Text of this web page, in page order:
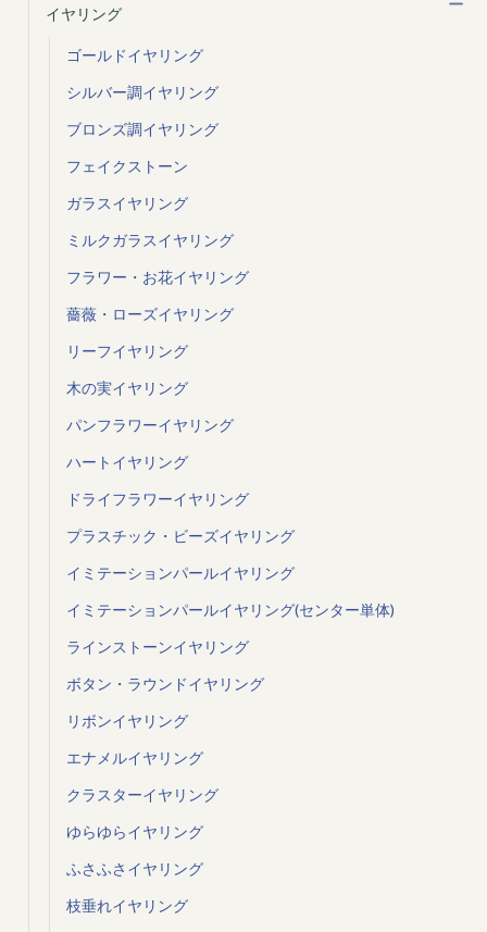
イヤリング
ゴールドイヤリング
シルバー調イヤリング
ブロンズ調イヤリング
フェイクストーン
ガラスイヤリング
ミルクガラスイヤリング
フラワー・お花イヤリング
薔薇・ローズイヤリング
リーフイヤリング
木の実イヤリング
パンフラワーイヤリング
ハートイヤリング
ドライフラワーイヤリング
プラスチック・ビーズイヤリング
イミテーションパールイヤリング
イミテーションパールイヤリング(センター単体)
ラインストーンイヤリング
ボタン・ラウンドイヤリング
リボンイヤリング
エナメルイヤリング
クラスターイヤリング
ゆらゆらイヤリング
ふさふさイヤリング
枝垂れイヤリング